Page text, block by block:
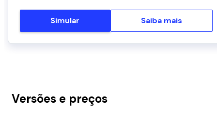
Simular Saiba mais
Versões e preços